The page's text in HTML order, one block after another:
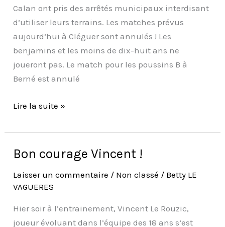
Calan ont pris des arrêtés municipaux interdisant
d’utiliser leurs terrains. Les matches prévus
aujourd’hui à Cléguer sont annulés ! Les
benjamins et les moins de dix-huit ans ne
joueront pas. Le match pour les poussins B à
Berné est annulé
Lire la suite »
Bon courage Vincent !
Laisser un commentaire / Non classé / Betty LE
VAGUERES
Hier soir à l’entrainement, Vincent Le Rouzic,
joueur évoluant dans l’équipe des 18 ans s’est
Bon
Vincent